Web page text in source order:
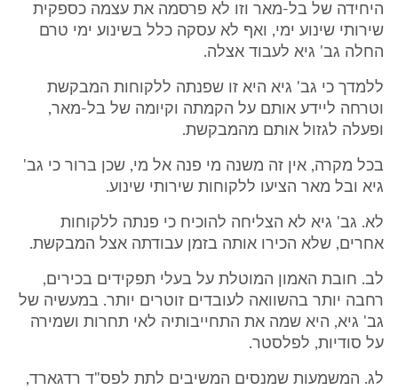
היחידה של בל-מאר וזו לא פרסמה את עצמה כספקית
שירותי שינוע ימי, ואף לא עסקה כלל בשינוע ימי טרם
החלה גב' גיא לעבוד אצלה.
ללמדך כי גב' גיא היא זו שפנתה ללקוחות המבקשת
וטרחה ליידע אותם על הקמתה וקיומה של בל-מאר,
ופעלה לגזול אותם מהמבקשת.
בכל מקרה, אין זה משנה מי פנה אל מי, שכן ברור כי גב'
גיא ובל מאר הציעו ללקוחות שירותי שינוע.
לא. גב' גיא לא הצליחה להוכיח כי פנתה ללקוחות
אחרים, שלא הכירו אותה בזמן עבודתה אצל המבקשת.
לב. חובת האמון המוטלת על בעלי תפקידים בכירים,
רחבה יותר בהשוואה לעובדים זוטרים יותר. במעשיה של
גב' גיא, היא שמה את התחייבותיה לאי תחרות ושמירה
על סודיות, לפלסטר.
לג. המשמעות שמנסים המשיבים לתת לפס"ד רדגארד,